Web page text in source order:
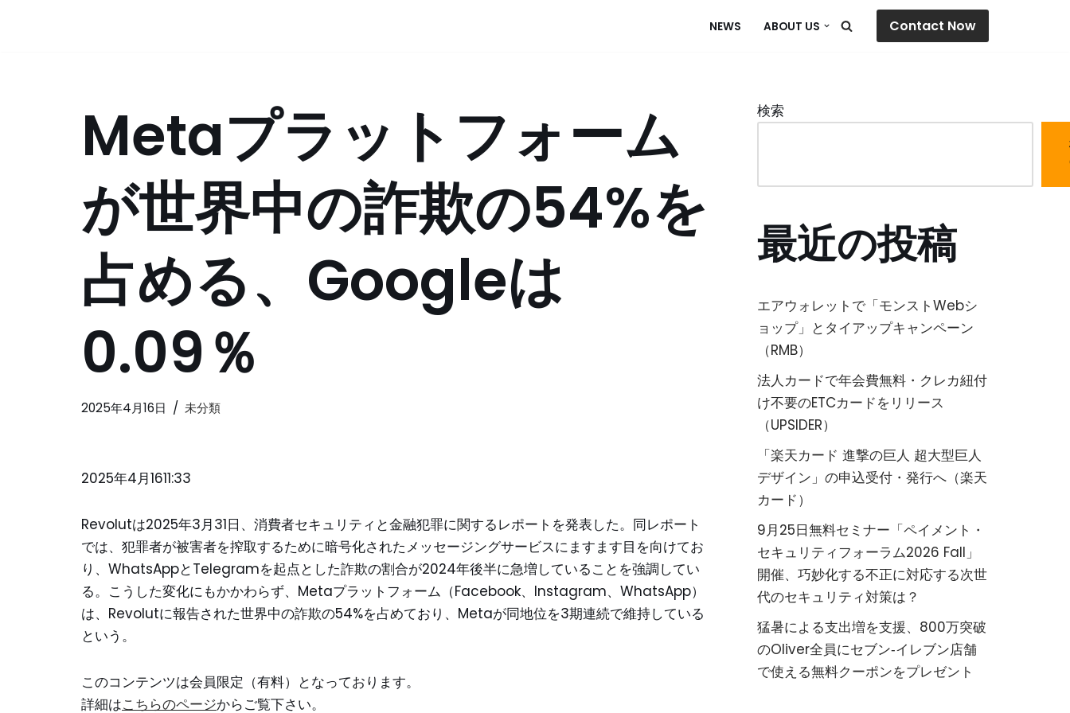
NEWS ABOUT US Contact Now
Metaプラットフォーム
が世界中の詐欺の54%を
占める、Googleは
0.09％
2025年4月16日 未分類
2025年4月1611:33
Revolutは2025年3月31日、消費者セキュリティと金融犯罪に関するレポートを発表した。同レポート
では、犯罪者が被害者を搾取するために暗号化されたメッセージングサービスにますます目を向けてお
り、WhatsAppとTelegramを起点とした詐欺の割合が2024年後半に急増していることを強調してい
る。こうした変化にもかかわらず、Metaプラットフォーム（Facebook、Instagram、WhatsApp）
は、Revolutに報告された世界中の詐欺の54%を占めており、Metaが同地位を3期連続で維持している
という。
このコンテンツは会員限定（有料）となっております。
詳細はこちらのページからご覧下さい。
検索
最近の投稿
エアウォレットで「モンストWebシ
ョップ」とタイアップキャンペーン
（RMB）
法人カードで年会費無料・クレカ紐付
け不要のETCカードをリリース
（UPSIDER）
「楽天カード 進撃の巨人 超大型巨人
デザイン」の申込受付・発行へ（楽天
カード）
9月25日無料セミナー「ペイメント・
セキュリティフォーラム2026 Fall」
開催、巧妙化する不正に対応する次世
代のセキュリティ対策は？
猛暑による支出増を支援、800万突破
のOliver全員にセブン‐イレブン店舗
で使える無料クーポンをプレゼント